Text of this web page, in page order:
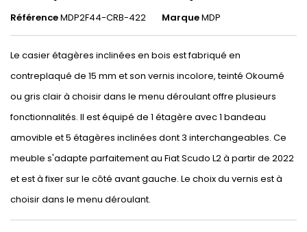
RéférenceMDP2F44-CRB-422 MarqueMDP
Le casier étagères inclinées en bois est fabriqué en
contreplaqué de 15 mm et son vernis incolore, teinté Okoumé
ou gris clair à choisir dans le menu déroulant offre plusieurs
fonctionnalités. Il est équipé de 1 étagère avec 1 bandeau
amovible et 5 étagères inclinées dont 3 interchangeables. Ce
meuble s'adapte parfaitement au Fiat Scudo L2 à partir de 2022
et est à fixer sur le côté avant gauche. Le choix du vernis est à
choisir dans le menu déroulant.